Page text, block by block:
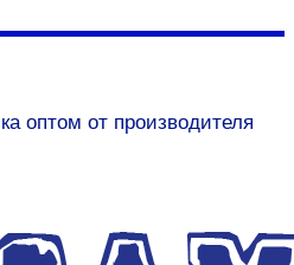
оптом от производителя